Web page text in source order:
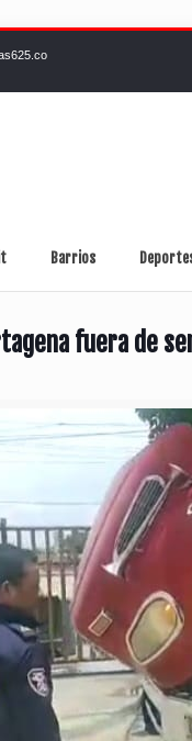
Barrios
fuera de